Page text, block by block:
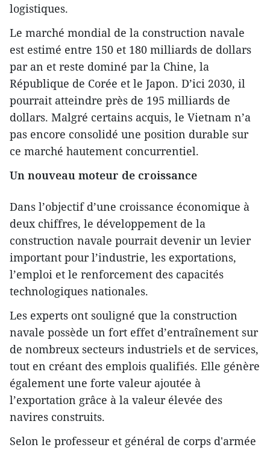
logistiques.
Le marché mondial de la construction navale
est estimé entre 150 et 180 milliards de dollars
par an et reste dominé par la Chine, la
République de Corée et le Japon. D’ici 2030, il
pourrait atteindre près de 195 milliards de
dollars. Malgré certains acquis, le Vietnam n’a
pas encore consolidé une position durable sur
ce marché hautement concurrentiel.
Un nouveau moteur de croissance
Dans l’objectif d’une croissance économique à
deux chiffres, le développement de la
construction navale pourrait devenir un levier
important pour l’industrie, les exportations,
l’emploi et le renforcement des capacités
technologiques nationales.
Les experts ont souligné que la construction
navale possède un fort effet d’entraînement sur
de nombreux secteurs industriels et de services,
tout en créant des emplois qualifiés. Elle génère
également une forte valeur ajoutée à
l’exportation grâce à la valeur élevée des
navires construits.
Selon le professeur et général de corps d'armée